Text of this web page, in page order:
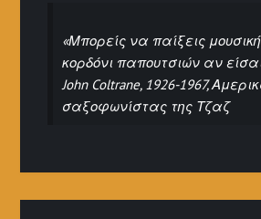
«Μπορείς να παίξεις
κορδόνι παπουτσιών αν
John Coltrane, 1926-1967,
σαξοφωνίστας της Τζαζ